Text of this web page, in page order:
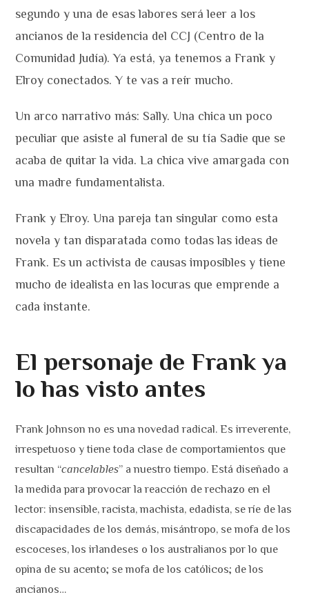
segundo y una de esas labores será leer a los
ancianos de la residencia del CCJ (Centro de la
Comunidad Judía). Ya está, ya tenemos a Frank y
Elroy conectados. Y te vas a reír mucho.
Un arco narrativo más: Sally. Una chica un poco
peculiar que asiste al funeral de su tía Sadie que se
acaba de quitar la vida. La chica vive amargada con
una madre fundamentalista.
Frank y Elroy. Una pareja tan singular como esta
novela y tan disparatada como todas las ideas de
Frank. Es un activista de causas imposibles y tiene
mucho de idealista en las locuras que emprende a
cada instante.
El personaje de Frank ya
lo has visto antes
Frank Johnson no es una novedad radical. Es irreverente,
irrespetuoso y tiene toda clase de comportamientos que
resultan “cancelables” a nuestro tiempo. Está diseñado a
la medida para provocar la reacción de rechazo en el
lector: insensible, racista, machista, edadista, se ríe de las
discapacidades de los demás, misántropo, se mofa de los
escoceses, los irlandeses o los australianos por lo que
opina de su acento; se mofa de los católicos; de los
ancianos…